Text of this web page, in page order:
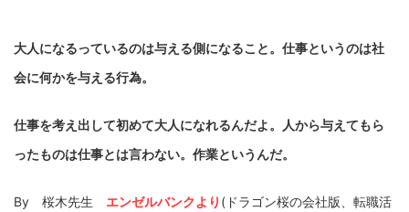
大人になるっているのは与える側になること。仕事というのは社
会に何かを与える行為。
仕事を考え出して初めて大人になれるんだよ。人から与えてもら
ったものは仕事とは言わない。 作業というんだ。
By 桜木先生 エンゼルバンクより (ドラゴン桜の会社版、転職活